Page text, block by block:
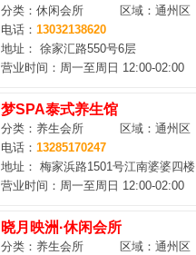
分类：休闲会所 区域：通州区
电话： 13032138620
地址： 徐家汇路550号6层
营业时间：周一至周日 12:00-02:00
梦SPA泰式养生馆
分类：养生会所 区域：通州区
电话： 13285170247
地址： 梅家浜路1501号江南婆婆四楼
营业时间：周一至周日 12:00-02:00
晓月映洲·休闲会所
分类：养生会所 区域：通州区